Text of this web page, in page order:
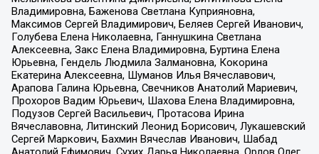
Владимировна, Баженова Светлана Куприяновна,
Максимов Сергей Владимирович, Беляев Сергей Иванович,
Голубева Елена Николаевна, Ганнушкина Светлана
Алексеевна, Закс Елена Владимировна, Буртина Елена
Юрьевна, Гендель Людмила Залмановна, Кокорина
Екатерина Алексеевна, Шуманов Илья Вячеславович,
Арапова Галина Юрьевна, Свечников Анатолий Мариевич,
Прохоров Вадим Юрьевич, Шахова Елена Владимировна,
Подузов Сергей Васильевич, Протасова Ирина
Вячеславовна, Литинский Леонид Борисович, Лукашевский
Сергей Маркович, Бахмин Вячеслав Иванович, Шабад